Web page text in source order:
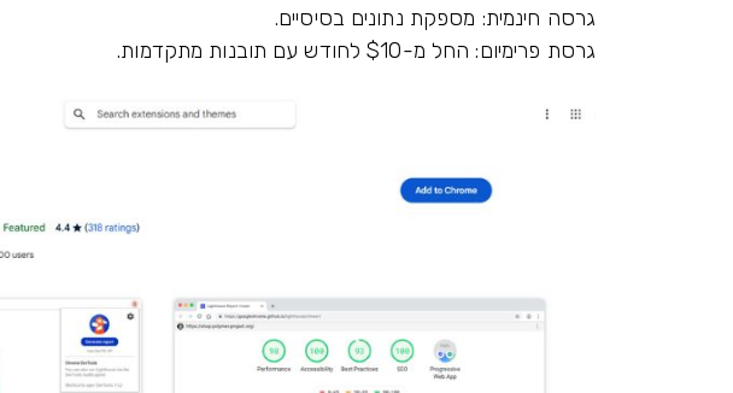
גרסה חינמית: מספקת נתונים בסיסיים.
גרסת פרימיום: החל מ-$10 לחודש עם תובנות מתקדמות.